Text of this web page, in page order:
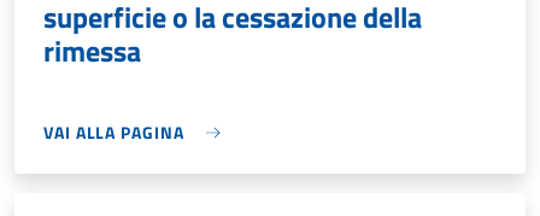
superficie o la cessazione della
rimessa
VAI ALLA PAGINA